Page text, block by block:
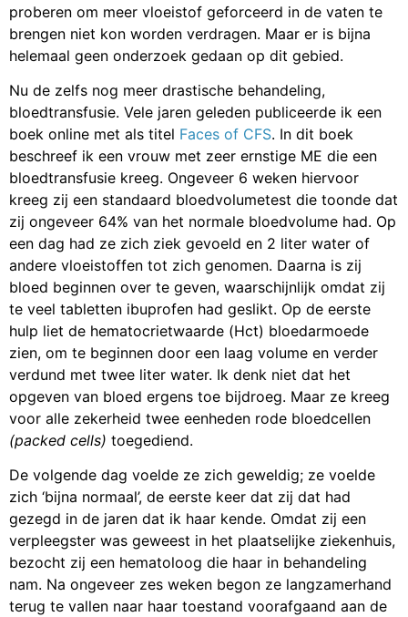
proberen om meer vloeistof geforceerd in de vaten te
brengen niet kon worden verdragen. Maar er is bijna
helemaal geen onderzoek gedaan op dit gebied.
Nu de zelfs nog meer drastische behandeling,
bloedtransfusie. Vele jaren geleden publiceerde ik een
boek online met als titel Faces of CFS. In dit boek
beschreef ik een vrouw met zeer ernstige ME die een
bloedtransfusie kreeg. Ongeveer 6 weken hiervoor
kreeg zij een standaard bloedvolumetest die toonde dat
zij ongeveer 64% van het normale bloedvolume had. Op
een dag had ze zich ziek gevoeld en 2 liter water of
andere vloeistoffen tot zich genomen. Daarna is zij
bloed beginnen over te geven, waarschijnlijk omdat zij
te veel tabletten ibuprofen had geslikt. Op de eerste
hulp liet de hematocrietwaarde (Hct) bloedarmoede
zien, om te beginnen door een laag volume en verder
verdund met twee liter water. Ik denk niet dat het
opgeven van bloed ergens toe bijdroeg. Maar ze kreeg
voor alle zekerheid twee eenheden rode bloedcellen
(packed cells) toegediend.
De volgende dag voelde ze zich geweldig; ze voelde
zich ‘bijna normaal’, de eerste keer dat zij dat had
gezegd in de jaren dat ik haar kende. Omdat zij een
verpleegster was geweest in het plaatselijke ziekenhuis,
bezocht zij een hematoloog die haar in behandeling
nam. Na ongeveer zes weken begon ze langzamerhand
terug te vallen naar haar toestand voorafgaand aan de